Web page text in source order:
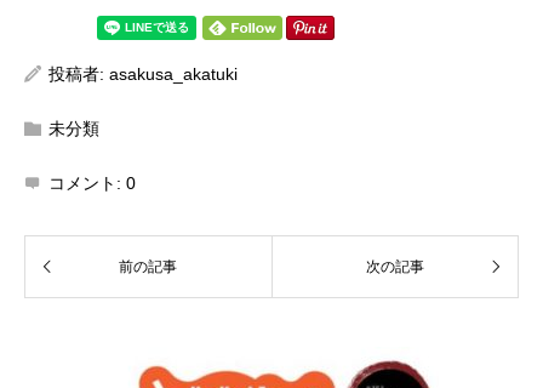
投稿者: asakusa_akatuki
未分類
コメント: 0